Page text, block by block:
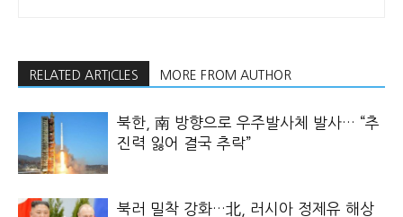
RELATED ARTICLES MORE FROM AUTHOR
북한, 南 방향으로 우주발사체 발사… “추
진력 잃어 결국 추락”
북러 밀착 강화…北, 러시아 정제유 해상